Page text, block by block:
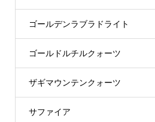
ゴールデンラブラドライト
ゴールドルチルクォーツ
ザギマウンテンクォーツ
サファイア